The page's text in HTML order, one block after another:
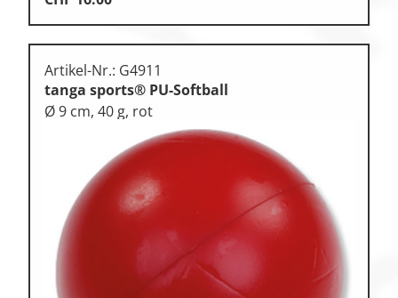
Artikel-Nr.: G4911
tanga sports® PU-Softball
Ø 9 cm, 40 g, rot